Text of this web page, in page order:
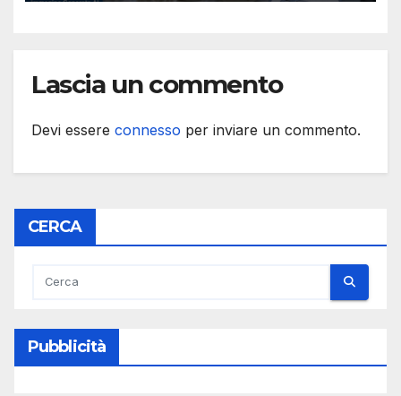
Lascia un commento
Devi essere connesso per inviare un commento.
CERCA
Pubblicità